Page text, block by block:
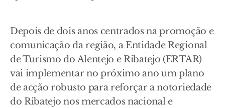
Depois de dois anos centrados na promoção e
comunicação da região, a Entidade Regional
de Turismo do Alentejo e Ribatejo (ERTAR)
vai implementar no próximo ano um plano
de acção robusto para reforçar a notoriedade
do Ribatejo nos mercados nacional e